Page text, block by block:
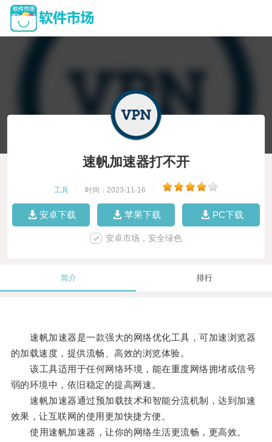
速帆加速器打不开
工具 时间：2023-11-16
安卓下载 苹果下载 PC下载
安卓市场，安全绿色
简介 排行
速帆加速器是一款强大的网络优化工具，可加速浏览器
的加载速度，提供流畅、高效的浏览体验。
该工具适用于任何网络环境，能在重度网络拥堵或信号
弱的环境中，依旧稳定的提高网速。
速帆加速器通过预加载技术和智能分流机制，达到加速
效果，让互联网的使用更加快捷方便。
使用速帆加速器，让你的网络生活更流畅，更高效。